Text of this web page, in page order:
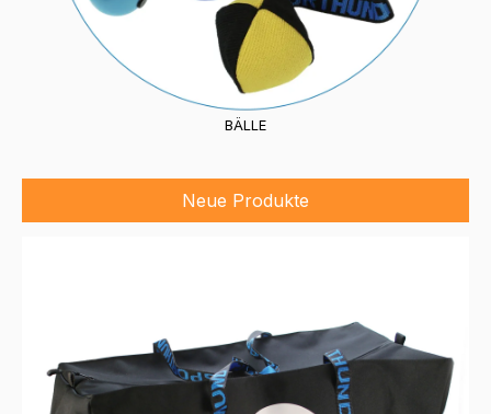
BÄLLE
Neue Produkte